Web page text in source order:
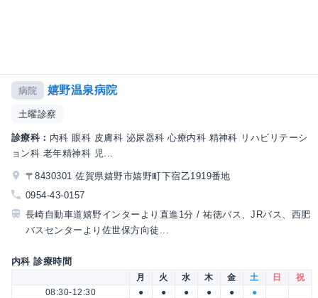
病院 嬉野温泉病院
土曜診察
診療科： 内科 眼科 皮膚科 泌尿器科 心療内科 精神科 リハビリテーシ
ョン科 老年精神科 児...
〒8430301 佐賀県嬉野市嬉野町下宿乙1919番地
0954-43-0157
長崎自動車道嬉野インターより直進1分 / 祐徳バス、JRバス、西肥
バスセンターより佐世保方向徒...
内科 診療時間
月 火 水 木 金 土 日
祝
08:30-12:30
● ● ● ● ●
●